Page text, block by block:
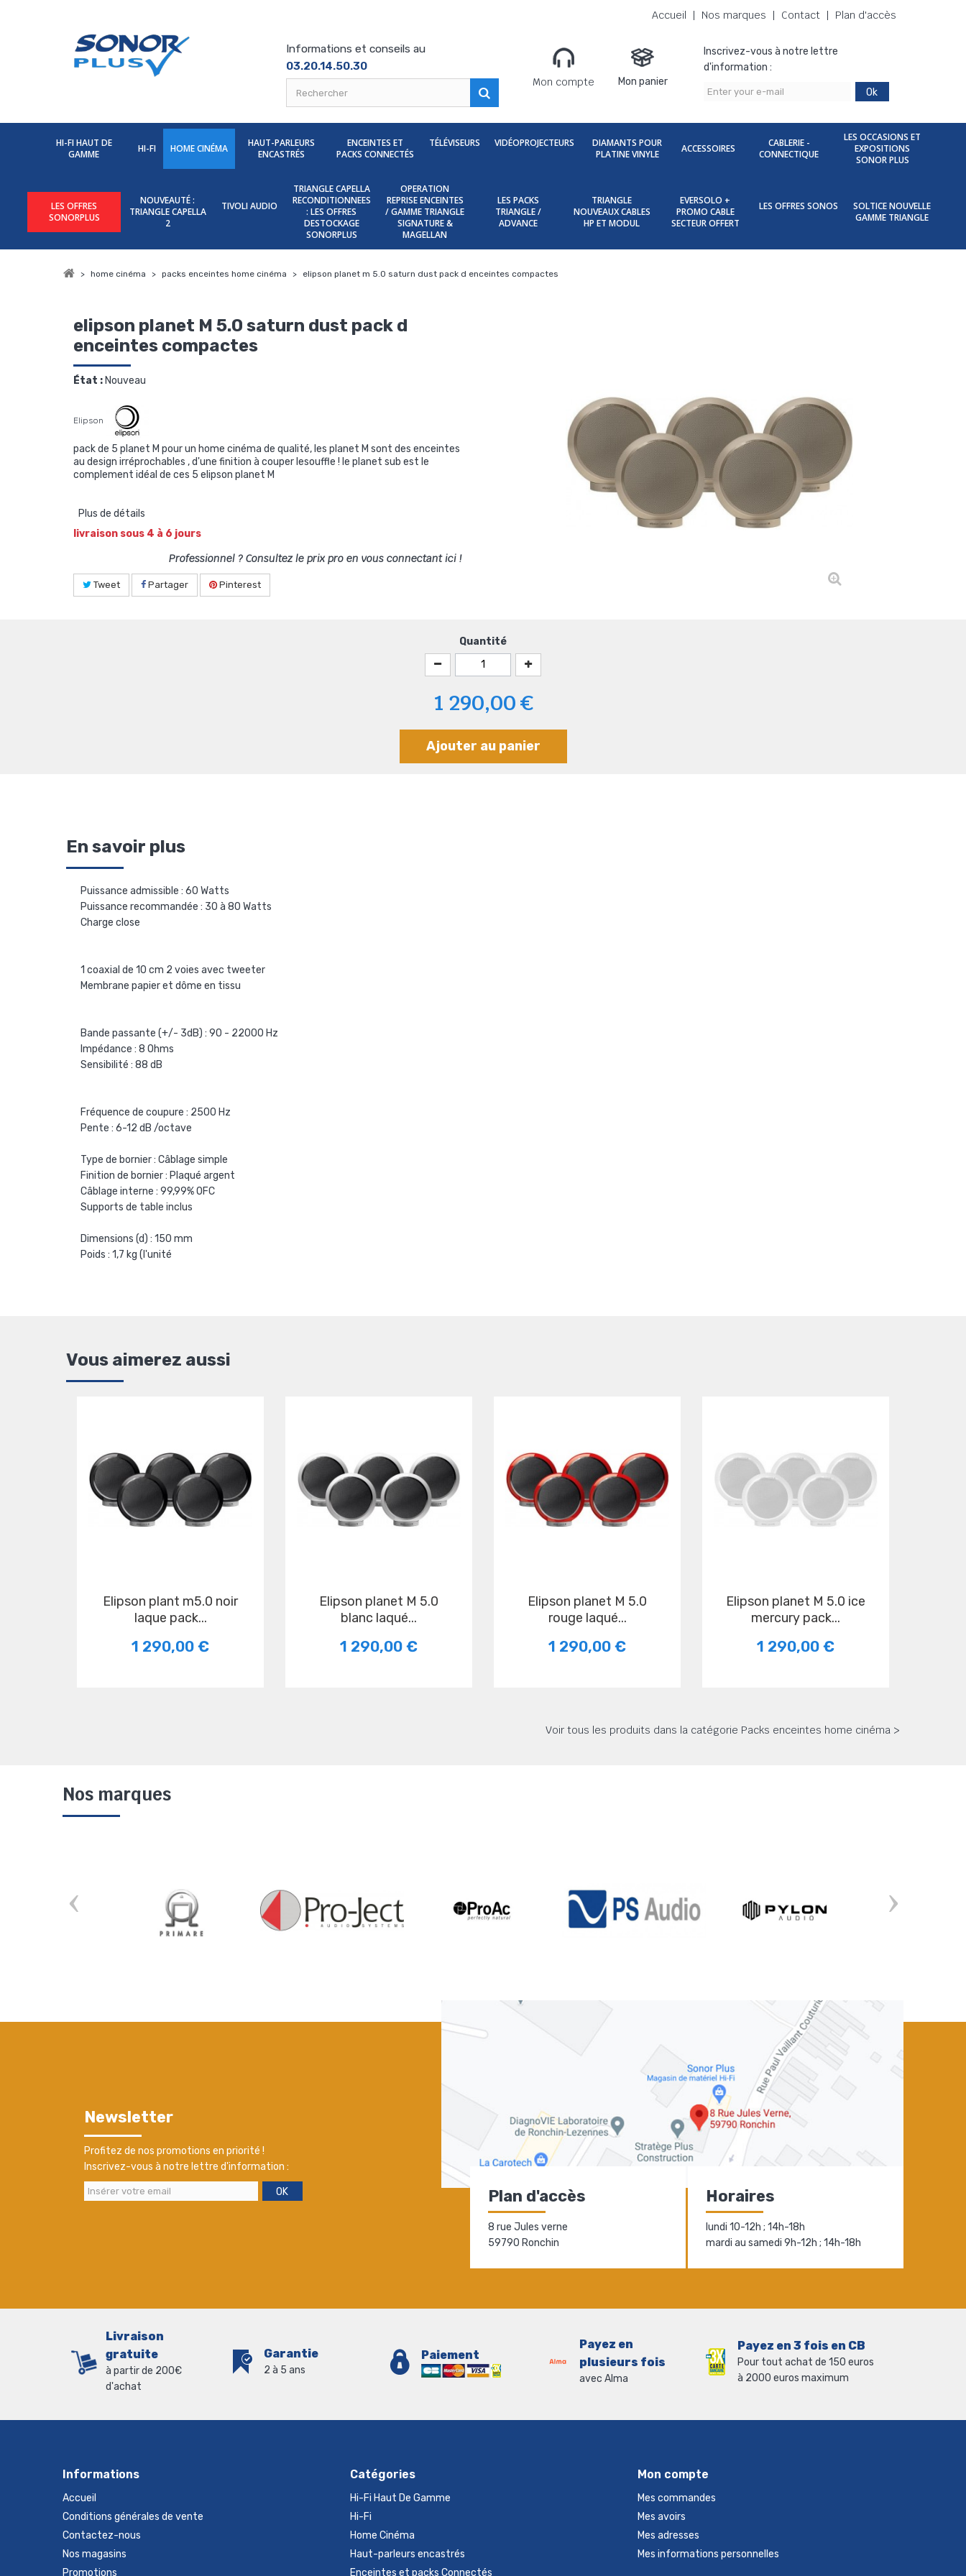
Accueil Nos marques Contact Plan d'accès
Informations et conseils au
03.20.14.50.30
Mon compte
Mon panier
Inscrivez-vous à notre lettre
d'information :
Ok
HI-FI HAUT DE
GAMME
HI-FI HOME CINÉMA
HAUT-PARLEURS
ENCASTRÉS
ENCEINTES ET
PACKS CONNECTÉS
TÉLÉVISEURS VIDÉOPROJECTEURS
DIAMANTS POUR
PLATINE VINYLE
ACCESSOIRES
CABLERIE -
CONNECTIQUE
LES OCCASIONS ET
EXPOSITIONS
SONOR PLUS
LES OFFRES
SONORPLUS
NOUVEAUTÉ :
TRIANGLE CAPELLA
2
TIVOLI AUDIO
TRIANGLE CAPELLA
RECONDITIONNEES
: LES OFFRES
DESTOCKAGE
SONORPLUS
OPERATION
REPRISE ENCEINTES
/ GAMME TRIANGLE
SIGNATURE &
MAGELLAN
LES PACKS
TRIANGLE /
ADVANCE
TRIANGLE
NOUVEAUX CABLES
HP ET MODUL
EVERSOLO +
PROMO CABLE
SECTEUR OFFERT
LES OFFRES SONOS
SOLTICE NOUVELLE
GAMME TRIANGLE
> home cinéma > packs enceintes home cinéma > elipson planet m 5.0 saturn dust pack d enceintes compactes
elipson planet M 5.0 saturn dust pack d
enceintes compactes
État : Nouveau
Elipson
pack de 5 planet M pour un home cinéma de qualité, les planet M sont des enceintes
au design irréprochables , d'une finition à couper lesouffle ! le planet sub est le
complement idéal de ces 5 elipson planet M
Plus de détails
livraison sous 4 à 6 jours
Professionnel ? Consultez le prix pro en vous connectant ici !
Tweet Partager Pinterest
Quantité
1 290,00 €
Ajouter au panier
En savoir plus
Puissance admissible : 60 Watts
Puissance recommandée : 30 à 80 Watts
Charge close
1 coaxial de 10 cm 2 voies avec tweeter
Membrane papier et dôme en tissu
Bande passante (+/- 3dB) : 90 - 22000 Hz
Impédance : 8 Ohms
Sensibilité : 88 dB
Fréquence de coupure : 2500 Hz
Pente : 6-12 dB /octave
Type de bornier : Câblage simple
Finition de bornier : Plaqué argent
Câblage interne : 99,99% OFC
Supports de table inclus
Dimensions (d) : 150 mm
Poids : 1,7 kg (l'unité
Vous aimerez aussi
elipson plant m5.0 noir
laque pack...
1 290,00 €
elipson planet M 5.0
blanc laqué...
1 290,00 €
elipson planet M 5.0
rouge laqué...
1 290,00 €
elipson planet M 5.0 ice
mercury pack...
1 290,00 €
Voir tous les produits dans la catégorie Packs enceintes home cinéma >
Nos marques
Plan d'accès
8 rue Jules verne
59790 Ronchin
Horaires
lundi 10-12h ; 14h-18h
mardi au samedi 9h-12h ; 14h-18h
Newsletter
Profitez de nos promotions en priorité !
Inscrivez-vous à notre lettre d'information :
OK
Livraison
gratuite
à partir de 200€
d'achat
Garantie
2 à 5 ans
Paiement
Payez en
plusieurs fois
avec Alma
Payez en 3 fois en CB
Pour tout achat de 150 euros
à 2000 euros maximum
Informations
Accueil
Conditions générales de vente
Contactez-nous
Nos magasins
Promotions
Catégories
Hi-Fi Haut De Gamme
Hi-Fi
Home Cinéma
Haut-parleurs encastrés
Enceintes et packs Connectés
Mon compte
Mes commandes
Mes avoirs
Mes adresses
Mes informations personnelles